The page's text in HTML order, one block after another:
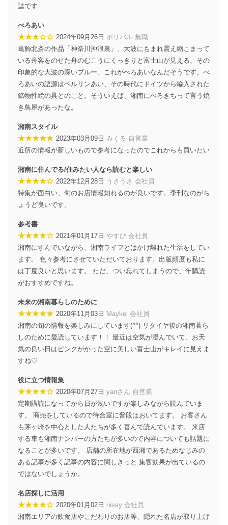
当社は、個人情報の正確性及び安全性を確保するため
施し、個人情報の漏えい、滅失またはき損の防止及び是
正に努めます。
アクセス制御
個人データを取り扱うことのできる機器及び当該
機器を取り扱う従業者を明確化し、 個人データへ
の不要なアクセスを防止しています。
アクセス者の識別と認証
機器に標準装備されているユーザー制御機能（ユ
ベース等を取り扱う情報システムを使用する従業
者を識別・認証しています。
外部からの不正アクセス等の防止
システムを最新の状態に保持しています。
個人データを取り扱う機器等にセキュリティ対策
ソフトウェア等を導入し、自動更新 機能等の活用
により、これを最新状態としています。
メール等により個人データの含まれるファイルを
送信する場合に、当該ファイルへのパスワードを
設定しています。
個人情報保護マネジメントシステムの継続的改善
当社は、内部監査及びマネジメントレビューの機会を通
じて、個人情報保護マネジメントシステムを継続的に改
善し、常に最良の状態を維持します。
苦情及び相談受付け窓口
貴殿の個人情報及び当社の個人情報保護マネジメントシ
ステムに関するご相談及び苦情については以下までご連
絡ください。
株式会社富士山マガジンサービス 個人情報問い合わせ
係
TEL：0570-200-223
e-mail： cs@fujisan.co.jp
改訂：2025年2月20日
制定：2005年4月1日
株式会社富士山マガジンサービス
代表取締役会長 西野 伸一郎
個人情報の取扱いについて
１．個人情報保護管理者
誌です
べろあい
★★★☆☆ 2024年09月26日 ボリバル 無職
葛飾北斎の作品「神奈川沖浪裏」、大波にもまれ震え縮こまって
いる舟客をのせた舟のむこうにくっきりと富士山が見える、その
印象的な大波の深いブルー、これがべろあいなんだそうです。べ
ろあいの語源はベルリンあい、その時代にドイツから輸入された
鉱物性絵の具とのこと。そういえば、湘南にべろきちって言う焼
き鳥屋があったな。
湘南スタイル
★★★★★ 2023年03月09日 みくる 自営業
近所の情報が新しいもので参考になったのでこれからも買いたい
湘南に住んでる/住みたい人なら読むと楽しい
★★★★☆ 2022年12月28日 うさうさ 会社員
特集が面白い、旬のお店情報知れるのが良いです。季刊なのがち
ょうど良いです。
参考書
★★★★☆ 2021年01月17日 やすび 会社員
湘南にすんでいながら、湘南ライフとはかけ離れた生活をしてい
ます。 色々参考にさせていただいております。出版頻度も私に
は丁度良いと思います。 ただ、つい忘れてしまうので、年購読
がおすすめですね。
未来の湘南暮らしのために
★★★★★ 2020年11月03日 Maykei 会社員
湘南の旬の情報を楽しみにしています(^^) リタイヤ後の湘南暮ら
しのために愛読しています！！ 最近は空気が澄んでいて、お天
気の良い日はピンクがかった空に美しい富士山がキレイに見えま
すね♡
役に立つ情報集
★★★★☆ 2020年07月27日 yanさん 自営業
定期購読になってから日が浅いですが楽しみながら読んでいま
す。 商売をしているので待合室に普段はおいてます。 お客さん
も茅ヶ崎を中心とした人たちが多く喜んで読んでいます。 来店
する車も湘南ナンバーの方たちが多いので内容についても話題に
なることが多いです。 店舗の所在地が西湘であるためなじみの
ある記事が多く記事の内容に関しきっと 集客効果が出ているの
ではないでしょうか。
名店探しに活用
★★★★☆ 2020年01月02日 nissy 会社員
湘南エリアの飲食店やこだわりのお店等、隠れた名店が取り上げ